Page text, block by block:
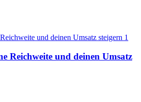
Reichweite und deinen Umsatz